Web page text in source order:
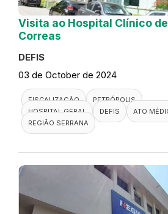
Visita ao Hospital Clínico de
Correas
DEFIS
03 de October de 2024
FISCALIZAÇÃO
PETRÓPOLIS
HOSPITAL GERAL
DEFIS
ATO
REGIÃO SERRANA